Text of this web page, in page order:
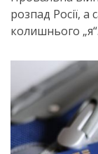
розпад Росії,
колишнього